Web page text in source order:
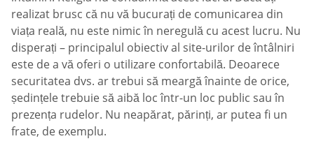
realizat brusc că nu vă bucurați de comunicarea din
viața reală, nu este nimic în neregulă cu acest lucru. Nu
disperați – principalul obiectiv al site-urilor de întâlniri
este de a vă oferi o utilizare confortabilă. Deoarece
securitatea dvs. ar trebui să meargă înainte de orice,
ședințele trebuie să aibă loc într-un loc public sau în
prezența rudelor. Nu neapărat, părinți, ar putea fi un
frate, de exemplu.